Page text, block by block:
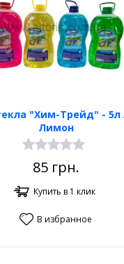
"Хим-Трейд" -
Лимон
85грн.
Купить в 1 клик
В избранное